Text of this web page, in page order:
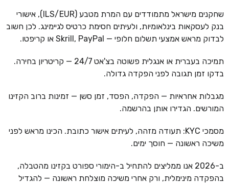
שחקנים מישראל מתמודדים עם המרת מטבע (ILS/EUR), אישורי
בנק לעסקאות בינלאומיות, ולעיתים חסימת כרטיס לגיימינג. לכן חשוב
לבדוק מראש אמצעי תשלום חלופי — Skrill, PayPal או קריפטו.
תמיכה בעברית או אנגלית פשוטה בצ'אט 24/7 — קריטריון בחירה.
בדקו זמן תגובה לפני הפקדה גדולה.
מגבלות אחראיות — הפקדה, הפסד, זמן סשן — זמינות ברוב הקזינו
המורשים. הגדירו אותן בהרשמה.
מסמכי KYC: תעודה מזהה, לעיתים אישור כתובת. הכינו מראש לפני
משיכה ראשונה — חוסך ימים.
ב-2026 אנו ממליצים להתחיל ב-הימורי ספורט בקזינו מהטבלה,
בהפקדה מינימלית, ורק אחרי משיכה מוצלחת ראשונה — להגדיל